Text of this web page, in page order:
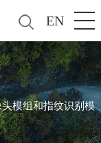
EN
模组和指纹识别模